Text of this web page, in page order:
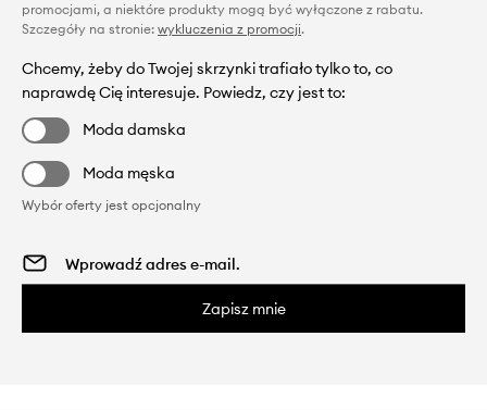
promocjami, a niektóre produkty mogą być wyłączone z rabatu.
Szczegóły na stronie: wykluczenia z promocji.
Chcemy, żeby do Twojej skrzynki trafiało tylko to, co
naprawdę Cię interesuje. Powiedz, czy jest to:
Moda damska
Moda męska
Wybór oferty jest opcjonalny
Zapisz mnie